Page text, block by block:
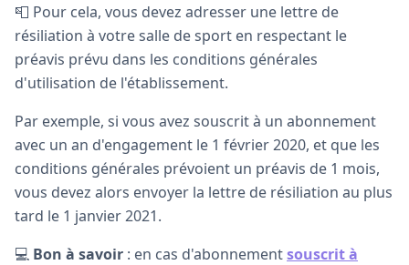
📮 Pour cela, vous devez adresser une lettre de
résiliation à votre salle de sport en respectant le
préavis prévu dans les conditions générales
d'utilisation de l'établissement.
Par exemple, si vous avez souscrit à un abonnement
avec un an d'engagement le 1 février 2020, et que les
conditions générales prévoient un préavis de 1 mois,
vous devez alors envoyer la lettre de résiliation au plus
tard le 1 janvier 2021.
💻 Bon à savoir : en cas d'abonnementsouscrit à